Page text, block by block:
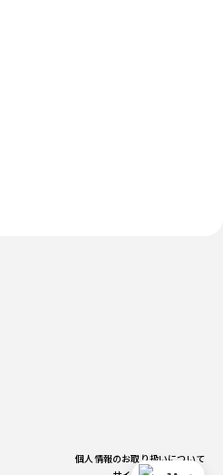
個人情報のお取り扱いについて